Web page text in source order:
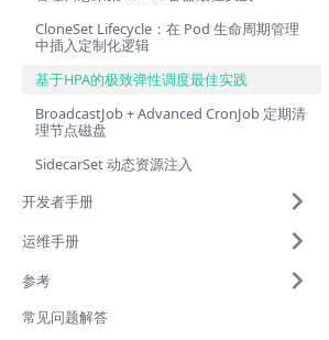
CloneSet Lifecycle：在 Pod 生命周期管理
中插入定制化逻辑
基于HPA的极致弹性调度最佳实践
BroadcastJob + Advanced CronJob 定期清
理节点磁盘
SidecarSet 动态资源注入
开发者手册
运维手册
参考
常见问题解答